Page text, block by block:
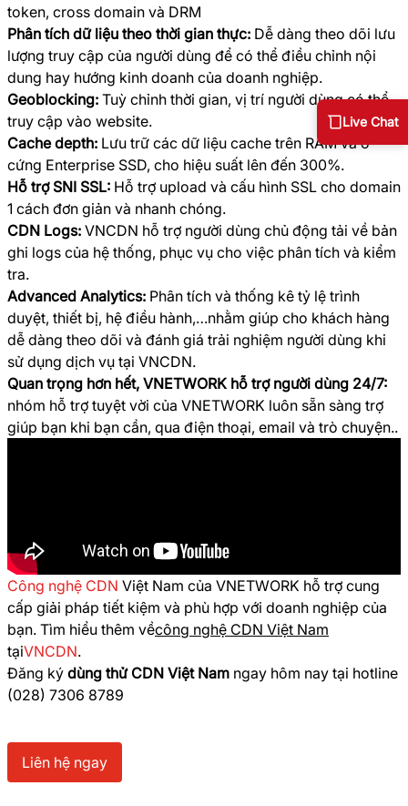
token, cross domain và DRM
Phân tích dữ liệu theo thời gian thực: Dễ dàng theo dõi lưu
lượng truy cập của người dùng để có thể điều chỉnh nội
dung hay hướng kinh doanh của doanh nghiệp.
Geoblocking: Tuỳ chỉnh thời gian, vị trí người dùng có thể
truy cập vào website.
Cache depth: Lưu trữ các dữ liệu cache trên RAM và ổ
cứng Enterprise SSD, cho hiệu suất lên đến 300%.
Hỗ trợ SNI SSL: Hỗ trợ upload và cấu hình SSL cho domain
1 cách đơn giản và nhanh chóng.
CDN Logs: VNCDN hỗ trợ người dùng chủ động tải về bản
ghi logs của hệ thống, phục vụ cho việc phân tích và kiểm
tra.
Advanced Analytics: Phân tích và thống kê tỷ lệ trình
duyệt, thiết bị, hệ điều hành,…nhằm giúp cho khách hàng
dễ dàng theo dõi và đánh giá trải nghiệm người dùng khi
sử dụng dịch vụ tại VNCDN.
Quan trọng hơn hết, VNETWORK hỗ trợ người dùng 24/7:
nhóm hỗ trợ tuyệt vời của VNETWORK luôn sẵn sàng trợ
giúp bạn khi bạn cần, qua điện thoại, email và trò chuyện..
Công nghệ CDN Việt Nam của VNETWORK hỗ trợ cung
cấp giải pháp tiết kiệm và phù hợp với doanh nghiệp của
bạn. Tìm hiểu thêm vềcông nghệ CDN Việt Nam
tạiVNCDN.
Đăng ký dùng thử CDN Việt Nam ngay hôm nay tại hotline
(028) 7306 8789
Liên hệ ngay
Live Chat